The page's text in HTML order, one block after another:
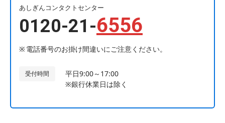
あしぎんコンタクトセンター
0120-21-6556
電話番号のお掛け間違いにご注意ください。
受付時間
平日9:00～17:00
※銀行休業日は除く